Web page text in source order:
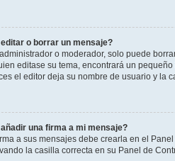
o borrar un mensaje?
o moderador, solo puede
editase su tema, encontrará un
el editor deja su nombre de usuario y la
una firma a mi mensaje?
a sus mensajes debe crearla en el
la casilla correcta en su Panel de